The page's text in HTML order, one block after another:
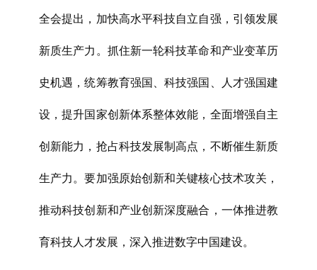
全会提出，加快高水平科技自立自强，引领发展
新质生产力。抓住新一轮科技革命和产业变革历
史机遇，统筹教育强国、科技强国、人才强国建
设，提升国家创新体系整体效能，全面增强自主
创新能力，抢占科技发展制高点，不断催生新质
生产力。要加强原始创新和关键核心技术攻关，
推动科技创新和产业创新深度融合，一体推进教
育科技人才发展，深入推进数字中国建设。